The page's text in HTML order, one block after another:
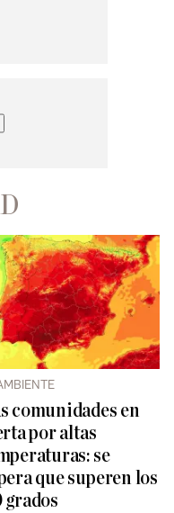
comunidades en
por altas
se
que superen los
grados